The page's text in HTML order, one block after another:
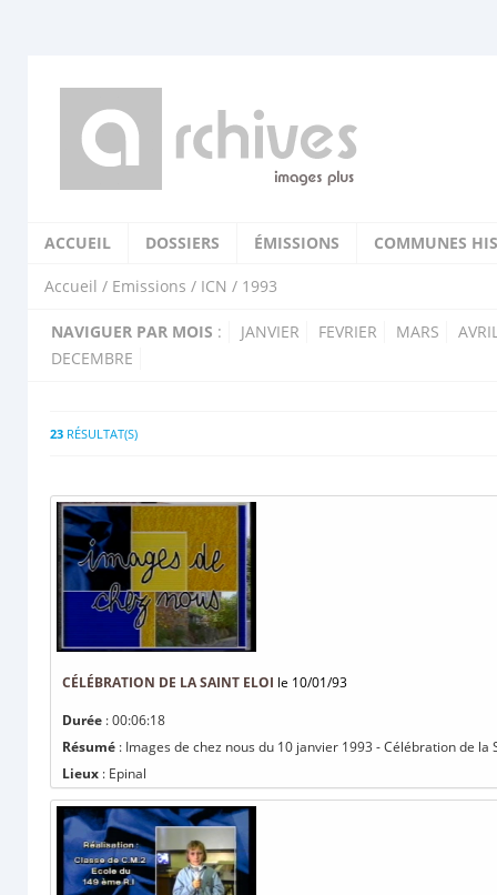
ACCUEIL DOSSIERS ÉMISSIONS COMMUNES
Accueil / Emissions / ICN / 1993
NAVIGUER PAR MOIS : JANVIER FEVRIER MARS
DECEMBRE
23 RÉSULTAT(S)
CÉLÉBRATION DE LA SAINT ELOI le 10/01/93
Durée : 00:06:18
Résumé : Images de chez nous du 10 janvier 1993 - Célébration de
Lieux : Epinal